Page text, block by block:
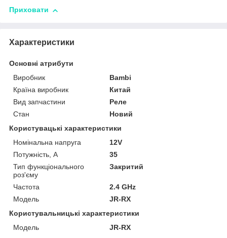
Приховати
Характеристики
Основні атрибути
Виробник
Bambi
Країна виробник
Китай
Вид запчастини
Реле
Стан
Новий
Користувацькi характеристики
Номінальна напруга
12V
Потужність, А
35
Тип функціонального
роз'єму
Закритий
Частота
2.4 GHz
Модель
JR-RX
Користувальницькі характеристики
Мoдель
JR-RX